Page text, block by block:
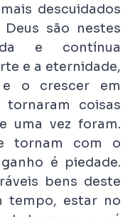
descuidados
são nestes
e contínua
e a eternidade,
o crescer em
tornaram coisas
uma vez foram.
tornam com o
é piedade.
bens deste
tempo, estar no